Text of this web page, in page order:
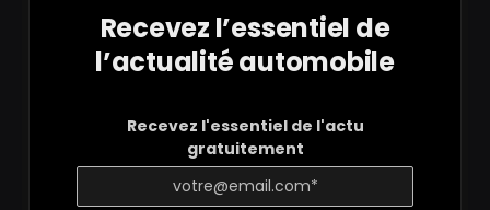
Recevez l’essentiel de
l’actualité automobile
Recevez l'essentiel de l'actu
gratuitement